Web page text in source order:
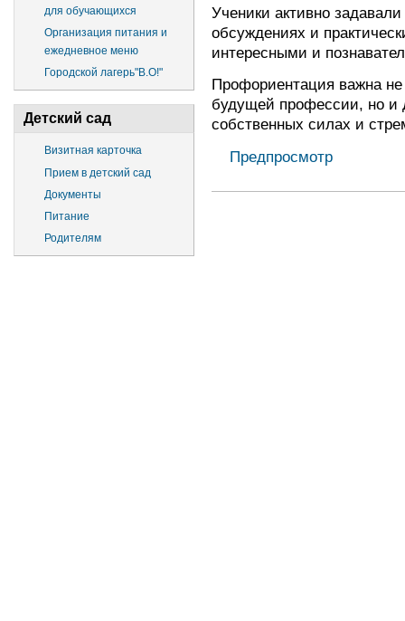
для обучающихся
Организация питания и
ежедневное меню
Городской лагерь"В.О!"
Детский сад
Визитная карточка
Прием в детский сад
Документы
Питание
Родителям
Ученики активно
обсуждениях и
интересными и
Профориентация важна
будущей профессии, но и
собственных силах и
Предпросмотр